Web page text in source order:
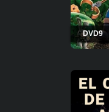
DVD9